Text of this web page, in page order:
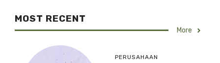
MOST RECENT
More
PERUSAHAAN